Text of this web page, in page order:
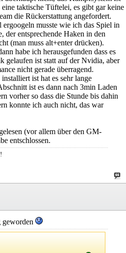
taktische Tüftelei, es gibt gar keine
die Rückerstattung angefordert.
ergoogeln musste wie ich das Spiel in
der entsprechende Haken in den
(man muss alt+enter drücken).
habe ich herausgefunden dass es
gelaufen ist statt auf der Nvidia, aber
nicht gerade überragend.
ist hat es sehr lange
ist es dann nach 3min Laden
vorher so dass die Stunde bis dahin
konnte ich auch nicht, das war
(vor allem über den GM-
entschlossen.
geworden